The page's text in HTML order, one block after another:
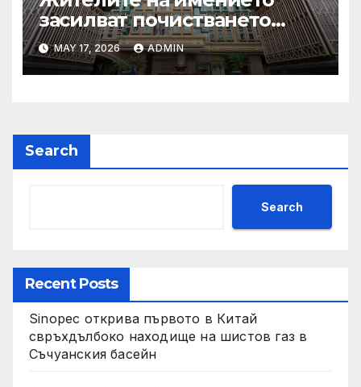
засилват почистването
след първия случай на
хепатит на плъхове в града
тази година
MAY 17, 2026 ADMIN
Search
Search
Recent Posts
Sinopec открива първото в Китай
свръхдълбоко находище на шистов газ в
Съчуанския басейн